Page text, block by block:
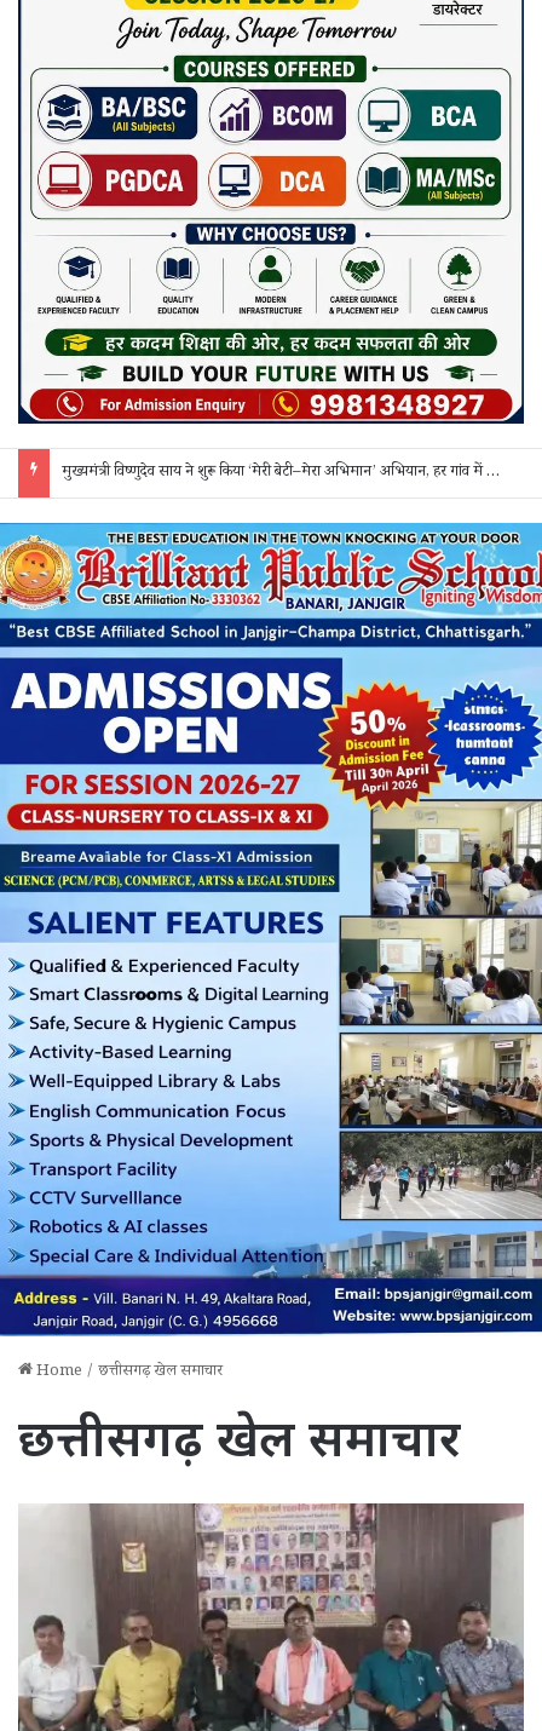
मुख्यमंत्री विष्णुदेव साय ने शुरू किया ‘मेरी बेटी–मेरा अभिमान’ अभियान, हर गांव में मुक्तिधाम और हर स्कूल में बालिका शौचालय
Home / छत्तीसगढ़ खेल समाचार
छत्तीसगढ़ खेल समाचार